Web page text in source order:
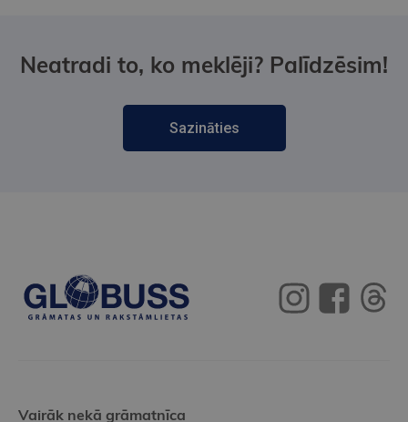
Neatradi to, ko meklēji? Palīdzēsim!
Sazināties
Vairāk nekā grāmatnīca